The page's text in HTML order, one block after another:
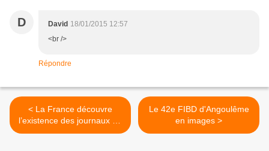
D David 18/01/2015 12:57
<br />
Répondre
< La France découvre
l’existence des journaux en
papier et des kiosquiers
Le 42e FIBD d'Angoulême
en images >